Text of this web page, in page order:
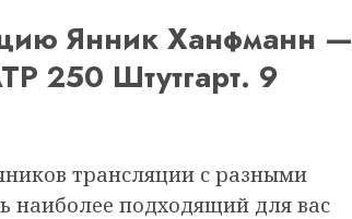
Янник Ханфманн —
250 Штутгарт. 9
трансляции с разными
наиболее подходящий для вас